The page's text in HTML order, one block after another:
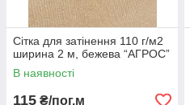
Сітка для затінення 110 г/м2
ширина 2 м, бежева “AГРОС”
В наявності
115 ₴/пог.м